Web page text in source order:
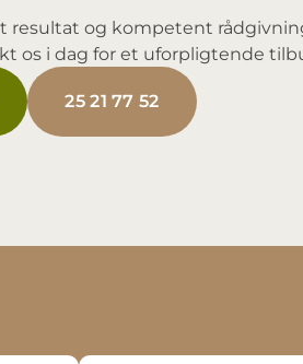
resultat og kompetent
os i dag for et uforpligtende
25 21 77 52